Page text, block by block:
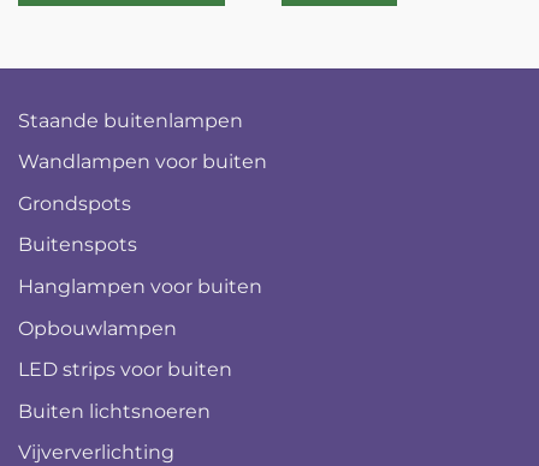
Staande buitenlampen
Wandlampen voor buiten
Grondspots
Buitenspots
Hanglampen voor buiten
Opbouwlampen
LED strips voor buiten
Buiten lichtsnoeren
Vijververlichting